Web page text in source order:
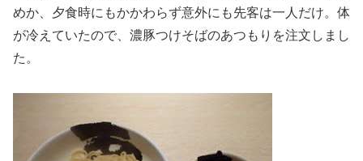
めか、夕食時にもかかわらず意外にも先客は一人だけ。体
が冷えていたので、濃豚つけそばのあつもりを注文しまし
た。